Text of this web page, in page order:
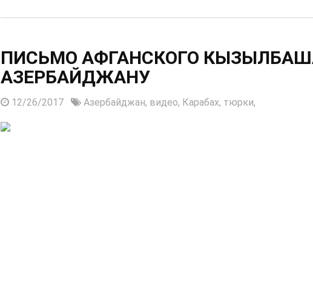
ПИСЬМО АФГАНСКОГО
АЗЕРБАЙДЖАНУ
12/26/2017 Азербайджан, видео, Карабах, тюрки,